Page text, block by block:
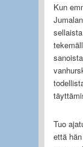
Kun
Tuo
että